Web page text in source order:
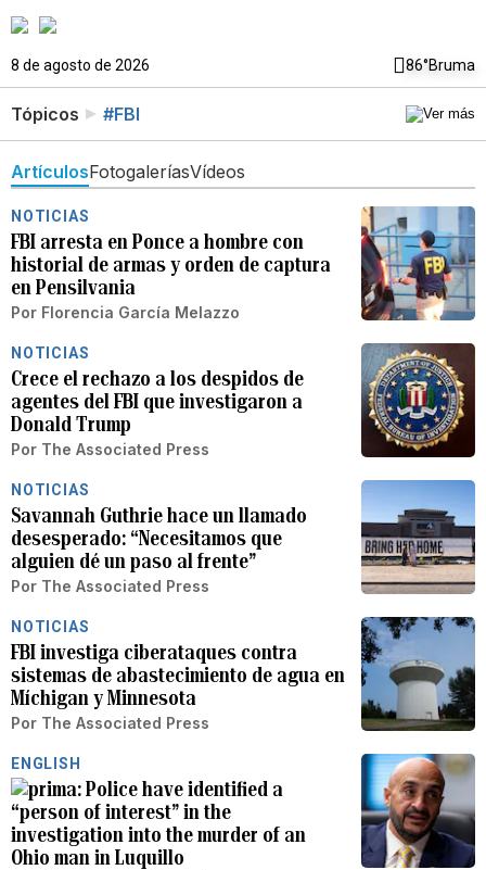
8 de agosto de 2026 86°Bruma
Tópicos #FBI
ArtículosFotogaleríasVídeos
NOTICIAS
FBI arresta en Ponce a hombre con
historial de armas y orden de captura
en Pensilvania
Por Florencia García Melazzo
NOTICIAS
Crece el rechazo a los despidos de
agentes del FBI que investigaron a
Donald Trump
Por The Associated Press
NOTICIAS
Savannah Guthrie hace un llamado
desesperado: “Necesitamos que
alguien dé un paso al frente”
Por The Associated Press
NOTICIAS
FBI investiga ciberataques contra
sistemas de abastecimiento de agua en
Míchigan y Minnesota
Por The Associated Press
ENGLISH
Police have identified a
“person of interest” in the
investigation into the murder of an
Ohio man in Luquillo